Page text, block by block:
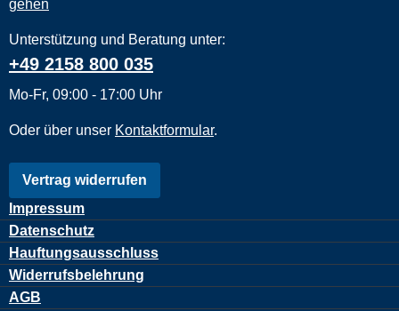
Unterstützung und Beratung unter:
+49 2158 800 035
Mo-Fr, 09:00 - 17:00 Uhr
Oder über unser Kontaktformular.
Vertrag widerrufen
Impressum
Datenschutz
Hauftungsausschluss
Widerrufsbelehrung
AGB